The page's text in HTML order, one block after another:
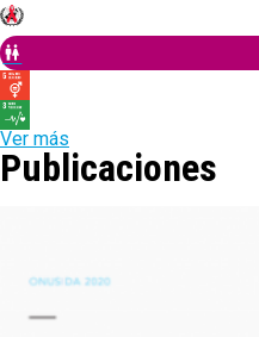
Ver más
Publicaciones